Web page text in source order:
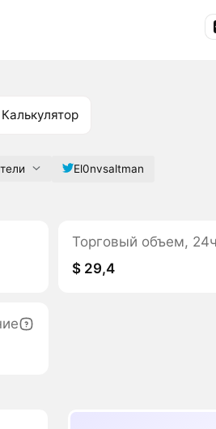
Калькулятор
El0nvsaltman
Торговый объем, 24ч
$ 29,4